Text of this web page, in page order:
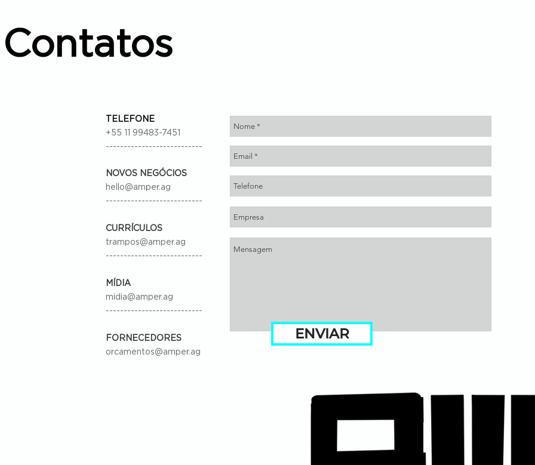
Contatos
TELEFONE
+55 11 99483-7451
---------------------------
NOVOS NEGÓCIOS
hello@amper.ag
---------------------------
CURRÍCULOS
trampos@amper.ag
---------------------------
MÍDIA
midia@amper.ag
---------------------------
FORNECEDORES
orcamentos@amper.ag
ENVIAR